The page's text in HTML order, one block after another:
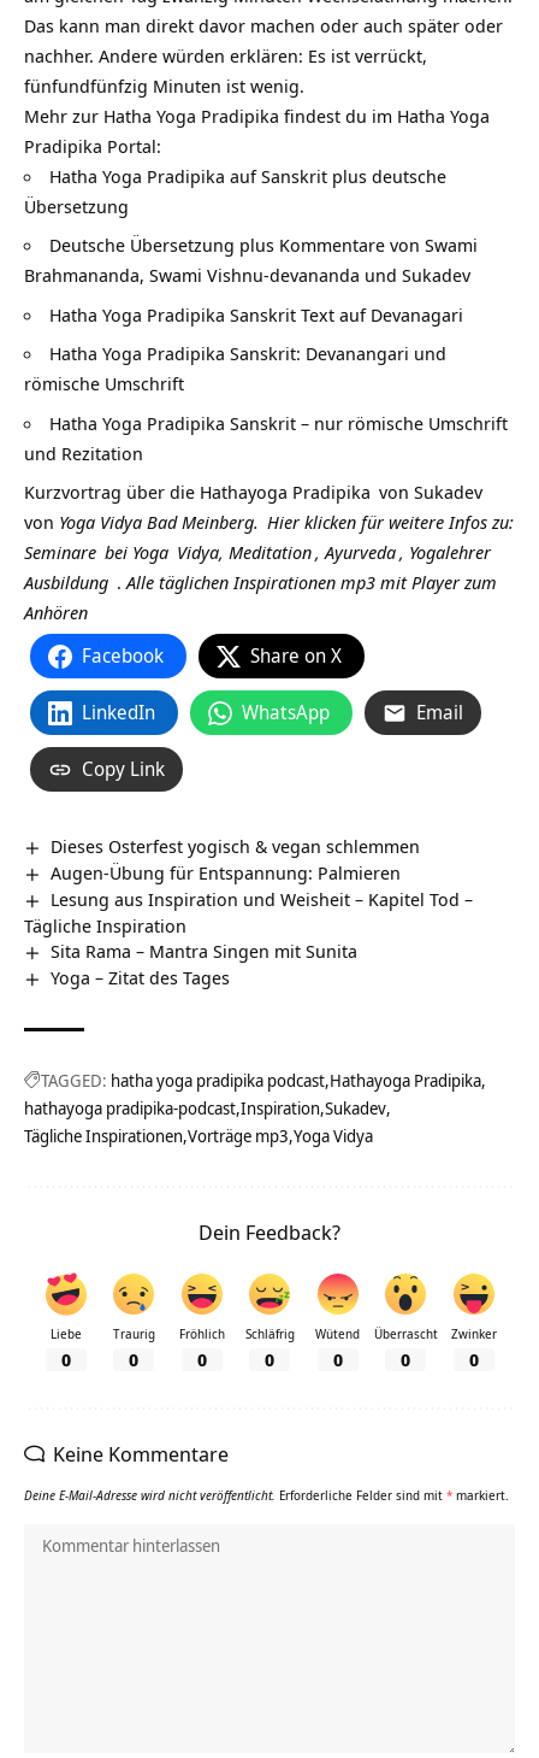
Das kann man direkt davor machen oder auch später oder
nachher. Andere würden erklären: Es ist verrückt,
fünfundfünfzig Minuten ist wenig.
Mehr zur Hatha Yoga Pradipika findest du im Hatha Yoga
Pradipika Portal:
Hatha Yoga Pradipika auf Sanskrit plus deutsche
Übersetzung
Deutsche Übersetzung plus Kommentare von Swami
Brahmananda, Swami Vishnu-devananda und Sukadev
Hatha Yoga Pradipika Sanskrit Text auf Devanagari
Hatha Yoga Pradipika Sanskrit: Devanangari und
römische Umschrift
Hatha Yoga Pradipika Sanskrit – nur römische Umschrift
und Rezitation
Kurzvortrag über die Hathayoga Pradipika von Sukadev
von Yoga Vidya Bad Meinberg. Hier klicken für weitere Infos zu:
Seminare bei Yoga Vidya, Meditation,Ayurveda, Yogalehrer
Ausbildung .Alle täglichen Inspirationen mp3 mit Player zum
Anhören
Facebook Share on X
LinkedIn WhatsApp Email
Copy Link
Dieses Osterfest yogisch & vegan schlemmen
Augen-Übung für Entspannung: Palmieren
Lesung aus Inspiration und Weisheit – Kapitel Tod –
Tägliche Inspiration
Sita Rama – Mantra Singen mit Sunita
Yoga – Zitat des Tages
TAGGED: hatha yoga pradipika podcast Hathayoga Pradipika
hathayoga pradipika-podcast Inspiration Sukadev
Tägliche Inspirationen Vorträge mp3 Yoga Vidya
Dein Feedback?
Liebe
0
Traurig
0
Fröhlich
0
Schläfrig
0
Wütend
0
Überrascht
0
Zwinker
0
Keine Kommentare
Deine E-Mail-Adresse wird nicht veröffentlicht. Erforderliche Felder sind mit * markiert.